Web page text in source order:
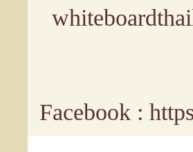
Facebook :